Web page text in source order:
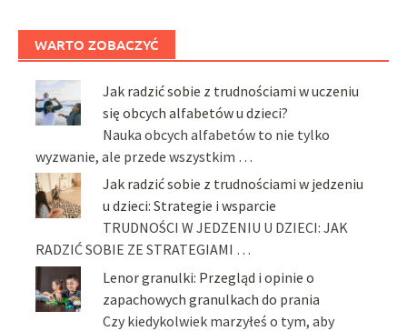
WARTO ZOBACZYĆ
Jak radzić sobie z trudnościami w uczeniu
się obcych alfabetów u dzieci?
Nauka obcych alfabetów to nie tylko
wyzwanie, ale przede wszystkim …
Jak radzić sobie z trudnościami w jedzeniu
u dzieci: Strategie i wsparcie
TRUDNOŚCI W JEDZENIU U DZIECI: JAK
RADZIĆ SOBIE ZE STRATEGIAMI …
Lenor granulki: Przegląd i opinie o
zapachowych granulkach do prania
Czy kiedykolwiek marzyłeś o tym, aby